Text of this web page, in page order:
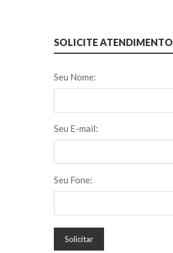
SOLICITE ATENDIMENTO
Seu Nome:
Seu E-mail:
Seu Fone:
Solicitar